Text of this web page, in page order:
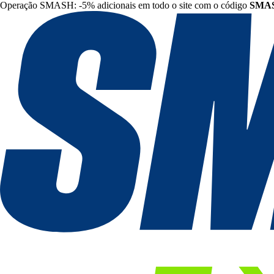
Operação SMASH: -5% adicionais em todo o site com o código